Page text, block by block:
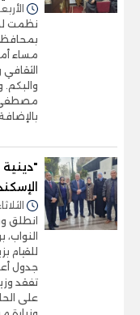
الأربعاء 19/فبراير/
نظمت
مساء
مصطفى
الثلاثاء 18/فبراير/2025 -
انطلق
النواب،
للقيام
جدول
تفقد
على